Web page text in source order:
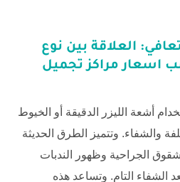
العلاقة بين نوع
اسعار مراكز تجميل
أشعة الليزر الدقيقة أو الخيوط
والشفاء. وتتميز الطرق الحديثة
الجراحية وظهور الندبات
الشفاء التام. وتساعد هذه